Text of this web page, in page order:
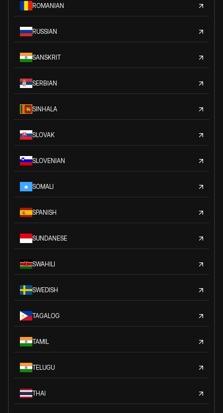
ROMANIAN
RUSSIAN
SANSKRIT
SERBIAN
SINHALA
SLOVAK
SLOVENIAN
SOMALI
SPANISH
SUNDANESE
SWAHILI
SWEDISH
TAGALOG
TAMIL
TELUGU
THAI